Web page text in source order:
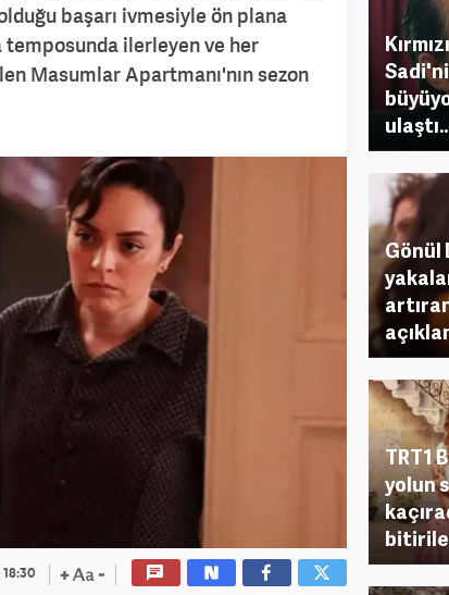
başarı ivmesiyle ön plana
ilerleyen ve her
Masumlar Apartmanı'nın sezon
18:30
Gönül
TRT1
yolun